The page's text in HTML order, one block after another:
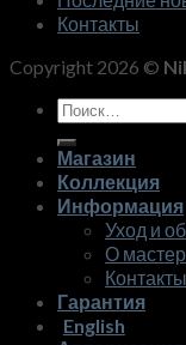
Контакты
Copyright 2026 ©
Искать:
Магазин
Коллекция
Информация
Уход и
О
Контакты
Гарантия
English